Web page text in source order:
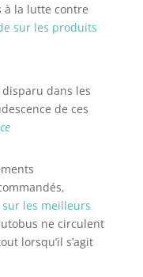
à la lutte contre
sur les produits
dans les
de ces
sur les meilleurs
ne circulent
lorsqu’il s’agit